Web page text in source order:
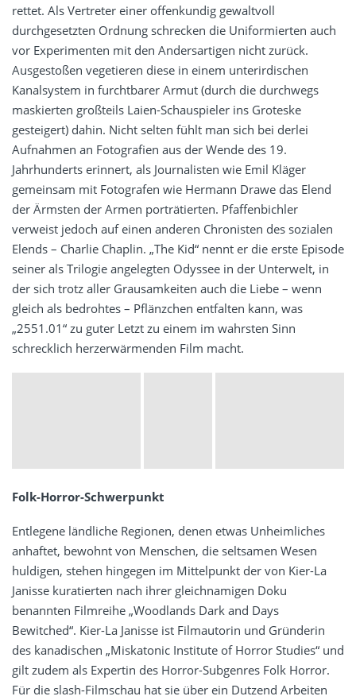
rettet. Als Vertreter einer offenkundig gewaltvoll
durchgesetzten Ordnung schrecken die Uniformierten auch
vor Experimenten mit den Andersartigen nicht zurück.
Ausgestoßen vegetieren diese in einem unterirdischen
Kanalsystem in furchtbarer Armut (durch die durchwegs
maskierten großteils Laien-Schauspieler ins Groteske
gesteigert) dahin. Nicht selten fühlt man sich bei derlei
Aufnahmen an Fotografien aus der Wende des 19.
Jahrhunderts erinnert, als Journalisten wie Emil Kläger
gemeinsam mit Fotografen wie Hermann Drawe das Elend
der Ärmsten der Armen porträtierten. Pfaffenbichler
verweist jedoch auf einen anderen Chronisten des sozialen
Elends – Charlie Chaplin. „The Kid“ nennt er die erste Episode
seiner als Trilogie angelegten Odyssee in der Unterwelt, in
der sich trotz aller Grausamkeiten auch die Liebe – wenn
gleich als bedrohtes – Pflänzchen entfalten kann, was
„2551.01“ zu guter Letzt zu einem im wahrsten Sinn
schrecklich herzerwärmenden Film macht.
Folk-Horror-Schwerpunkt
Entlegene ländliche Regionen, denen etwas Unheimliches
anhaftet, bewohnt von Menschen, die seltsamen Wesen
huldigen, stehen hingegen im Mittelpunkt der von Kier-La
Janisse kuratierten nach ihrer gleichnamigen Doku
benannten Filmreihe „Woodlands Dark and Days
Bewitched“. Kier-La Janisse ist Filmautorin und Gründerin
des kanadischen „Miskatonic Institute of Horror Studies“ und
gilt zudem als Expertin des Horror-Subgenres Folk Horror.
Für die slash-Filmschau hat sie über ein Dutzend Arbeiten